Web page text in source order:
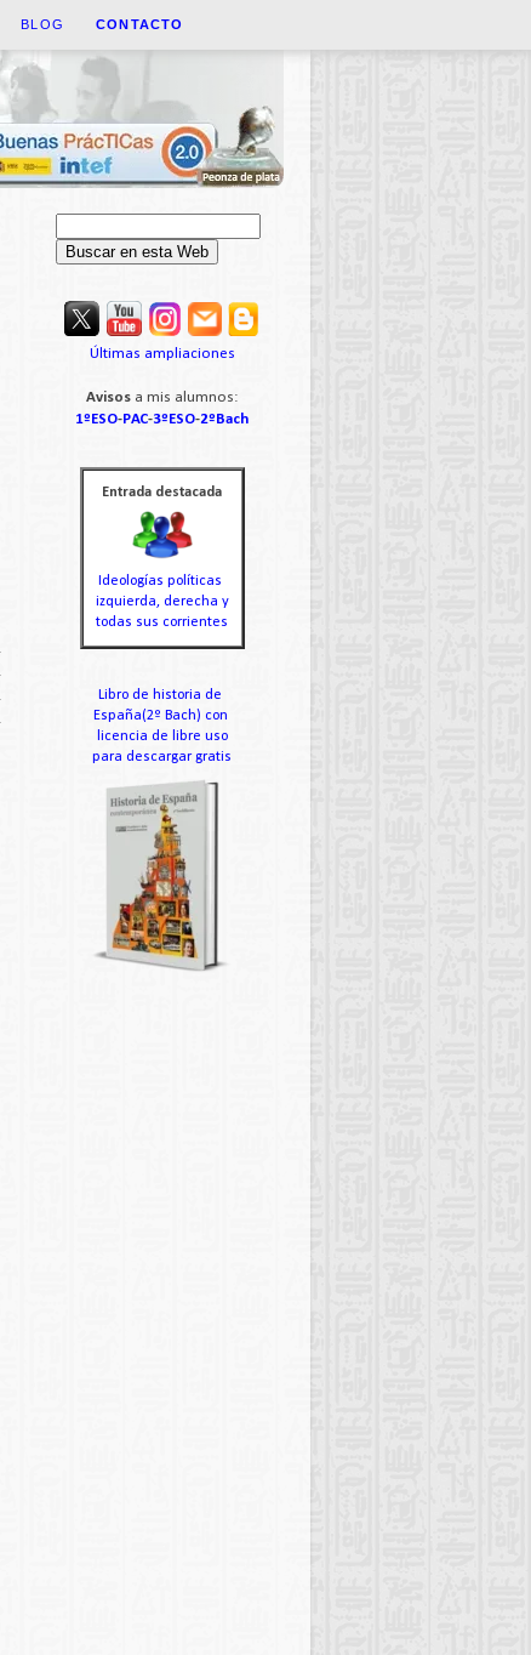
BLOG CONTACTO
Últimas ampliaciones
Avisos a mis alumnos:
1ºESO-PAC-3ºESO-2ºBach
Entrada destacada
Ideologías políticas
izquierda, derecha y
todas sus corrientes
Libro de historia de
España(2º Bach) con
licencia de libre uso
para descargar gratis